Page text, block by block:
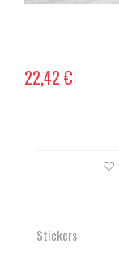
22,42 €
Stickers